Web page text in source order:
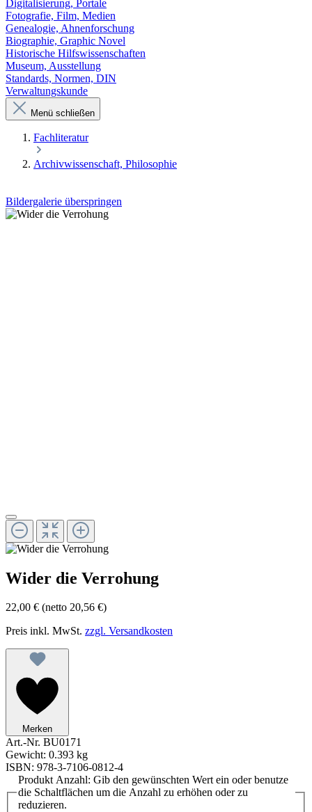
Digitalisierung, Portale
Fotografie, Film, Medien
Genealogie, Ahnenforschung
Biographie, Graphic Novel
Historische Hilfswissenschaften
Museum, Ausstellung
Standards, Normen, DIN
Verwaltungskunde
Menü schließen
Fachliteratur
Archivwissenschaft, Philosophie
Bildergalerie überspringen
Wider die Verrohung
22,00 € (netto 20,56 €)
Preis inkl. MwSt. zzgl. Versandkosten
Merken
Art.-Nr. BU0171
Gewicht: 0.393 kg
ISBN: 978-3-7106-0812-4
Produkt Anzahl: Gib den gewünschten Wert ein oder benutze
die Schaltflächen um die Anzahl zu erhöhen oder zu
reduzieren.